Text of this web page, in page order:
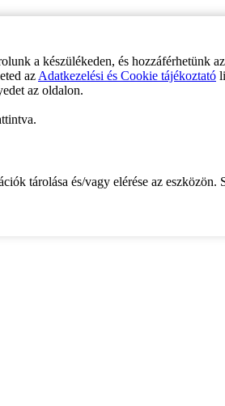
a készülékeden, és hozzáférhetünk
az Adatkezelési és Cookie tájékoztató
az oldalon.
tárolása és/vagy elérése az eszközön.